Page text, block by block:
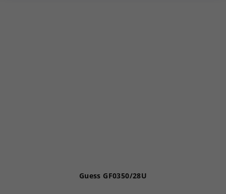
Guess GF0350/28U